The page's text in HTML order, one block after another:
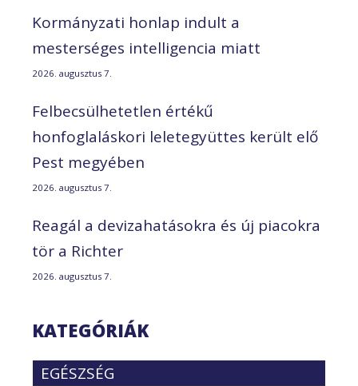
Kormányzati honlap indult a
mesterséges intelligencia miatt
2026. augusztus 7.
Felbecsülhetetlen értékű
honfoglaláskori leletegyüttes került elő
Pest megyében
2026. augusztus 7.
Reagál a devizahatásokra és új piacokra
tör a Richter
2026. augusztus 7.
KATEGÓRIÁK
EGÉSZSÉG